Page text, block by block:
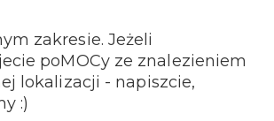
zakresie. Jeżeli
poMOCy ze znalezieniem
lokalizacji - napiszcie,
:)